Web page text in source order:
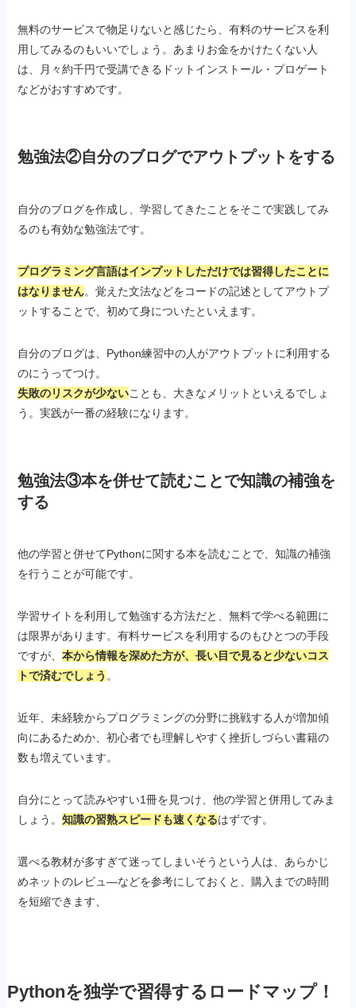
無料のサービスで物足りないと感じたら、有料のサービスを利
用してみるのもいいでしょう。あまりお金をかけたくない人
は、月々約千円で受講できるドットインストール・プロゲート
などがおすすめです。
勉強法②自分のブログでアウトプットをする
自分のブログを作成し、学習してきたことをそこで実践してみ
るのも有効な勉強法です。
プログラミング言語はインプットしただけでは習得したことに
はなりません。覚えた文法などをコードの記述としてアウトプ
ットすることで、初めて身についたといえます。
自分のブログは、Python練習中の人がアウトプットに利用する
のにうってつけ。
失敗のリスクが少ないことも、大きなメリットといえるでしょ
う。実践が一番の経験になります。
勉強法③本を併せて読むことで知識の補強を
する
他の学習と併せてPythonに関する本を読むことで、知識の補強
を行うことが可能です。
学習サイトを利用して勉強する方法だと、無料で学べる範囲に
は限界があります。有料サービスを利用するのもひとつの手段
ですが、本から情報を深めた方が、長い目で見ると少ないコス
トで済むでしょう 。
近年、未経験からプログラミングの分野に挑戦する人が増加傾
向にあるためか、初心者でも理解しやすく挫折しづらい書籍の
数も増えています。
自分にとって読みやすい1冊を見つけ、他の学習と併用してみま
しょう。知識の習熟スピードも速くなるはずです。
選べる教材が多すぎて迷ってしまいそうという人は、あらかじ
めネットのレビュ―などを参考にしておくと、購入までの時間
を短縮できます、
Pythonを独学で習得するロードマップ！